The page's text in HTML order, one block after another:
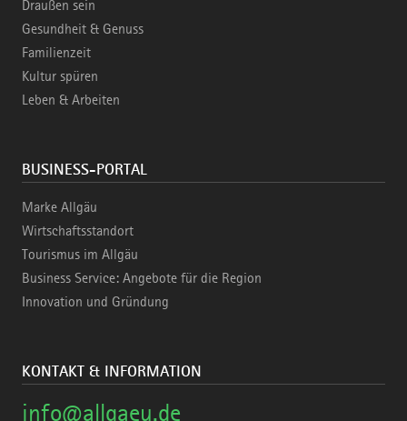
Draußen sein
Gesundheit & Genuss
Familienzeit
Kultur spüren
Leben & Arbeiten
BUSINESS-PORTAL
Marke Allgäu
Wirtschaftsstandort
Tourismus im Allgäu
Business Service: Angebote für die Region
Innovation und Gründung
KONTAKT & INFORMATION
info@allgaeu.de